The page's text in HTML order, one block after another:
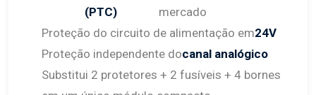
(PTC)
mercado
Proteção do circuito de alimentação em24V
Proteção independente docanal analógico
Substitui 2 protetores + 2 fusíveis + 4 bornes